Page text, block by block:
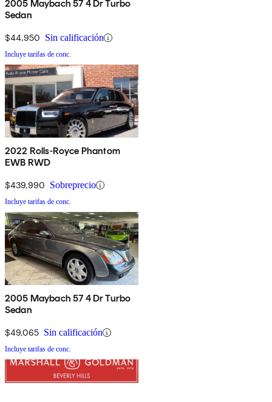
2005 Maybach 57 4 Dr Turbo
Sedan
$44,950 Sin calificación
Incluye tarifas de conc.
2022 Rolls-Royce Phantom
EWB RWD
$439,990 Sobreprecio
Incluye tarifas de conc.
2005 Maybach 57 4 Dr Turbo
Sedan
$49,065 Sin calificación
Incluye tarifas de conc.